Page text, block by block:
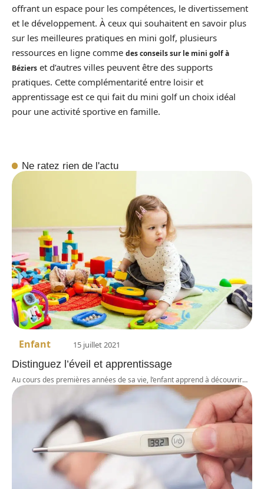
offrant un espace pour les compétences, le divertissement
et le développement. À ceux qui souhaitent en savoir plus
sur les meilleures pratiques en mini golf, plusieurs
ressources en ligne comme des conseils sur le mini golf à
Béziers et d’autres villes peuvent être des supports
pratiques. Cette complémentarité entre loisir et
apprentissage est ce qui fait du mini golf un choix idéal
pour une activité sportive en famille.
Ne ratez rien de l'actu
Enfant 15 juillet 2021
Distinguez l’éveil et apprentissage
Au cours des premières années de sa vie, l’enfant apprend à découvrir…